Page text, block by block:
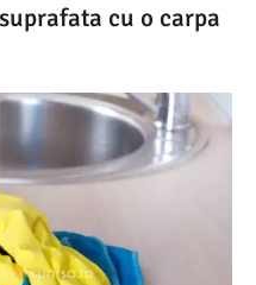
cu o carpa